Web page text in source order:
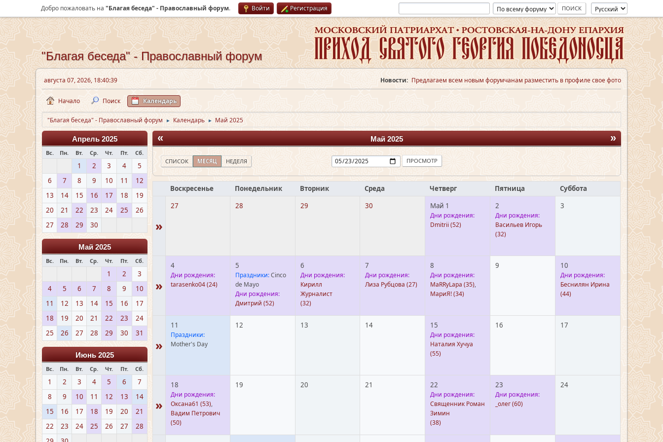
Добро пожаловать на "Благая беседа" - Православный форум. Войти Регистрация
"Благая беседа" - Православный форум
августа 07, 2026, 18:40:39 Новости: Предлагаем всем новым форумчанам разместить в профиле свое фото
Начало Поиск Календарь
"Благая беседа" - Православный форум ► Календарь ► Май 2025
Апрель 2025
Вс. Пн. Вт. Ср. Чт. Пт. Сб.
1 2 3 4
5
6
7 8 9 10 11
12
13
14 15 16 17 18
19
20
21 22 23 24 25
26
27
28 29 30
Май 2025
Вс. Пн. Вт. Ср. Чт. Пт. Сб.
1 2
3
4
5 6 7 8 9
10
11
12 13 14 15 16
17
18
19 20 21 22 23
24
25
26 27 28 29 30 31
Июнь 2025
Вс. Пн. Вт. Ср. Чт. Пт. Сб.
1 2 3 4 5 6
7
8
9 10 11 12 13
14
15
16 17 18 19 20
21
22
23 24 25 26 27
28
« »
Май 2025
СПИСОК МЕСЯЦ НЕДЕЛЯ
Воскресенье Понедельник Вторник Среда Четверг Пятница Суббота
»
27 28 29 30 Май 1
Дни рождения:
Dmitrii (52)
2
Дни рождения:
Васильев Игорь
(32)
3
»
4
Дни рождения:
tarasenko04(24)
5
Праздники:Cinco
de Mayo
Дни рождения:
Дмитрий (52)
6
Дни рождения:
Кирилл
Журналист
(32)
7
Дни рождения:
Лиза Рубцова (27)
8
Дни рождения:
MaRRyLapa (35),
МариЯ!(34)
9 10
Дни рождения:
Беснилян Ирина
(44)
»
11
Праздники:
Mother's Day
12 13 14 15
Дни рождения:
Наталия Хучуа
(55)
16 17
»
18
Дни рождения:
Оксана61 (53),
Вадим Петрович
(50)
19 20 21 22
Дни рождения:
Священник Роман
Зимин
(38)
23
Дни рождения:
_олег(60)
24